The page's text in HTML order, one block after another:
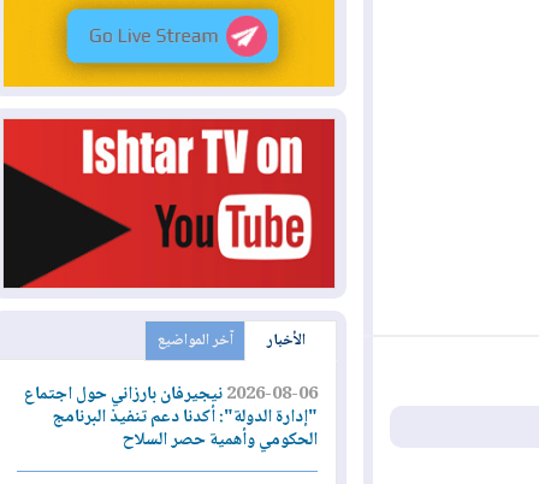
الأخبار آخر المواضيع
2026-08-06نيجيرفان بارزاني حول اجتماع
"إدارة الدولة": أكدنا دعم تنفيذ البرنامج
الحكومي وأهمية حصر السلاح